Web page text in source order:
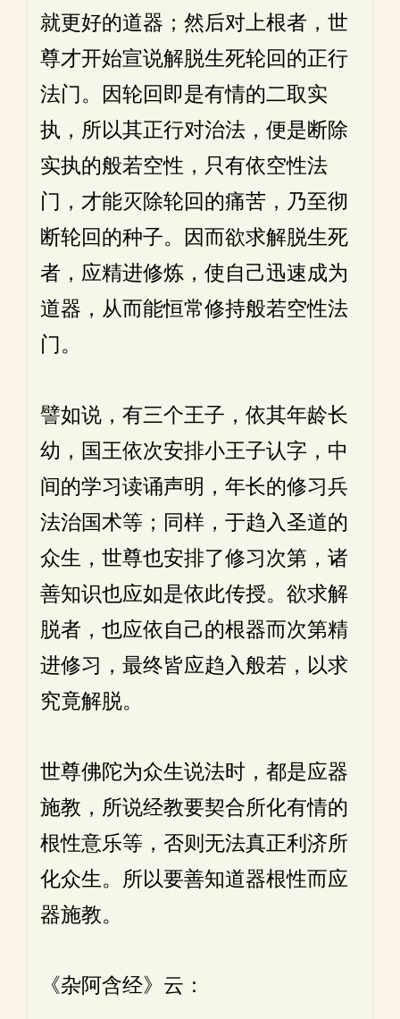
就更好的道器；然后对上根者，世
尊才开始宣说解脱生死轮回的正行
法门。因轮回即是有情的二取实
执，所以其正行对治法，便是断除
实执的般若空性，只有依空性法
门，才能灭除轮回的痛苦，乃至彻
断轮回的种子。因而欲求解脱生死
者，应精进修炼，使自己迅速成为
道器，从而能恒常修持般若空性法
门。
譬如说，有三个王子，依其年龄长
幼，国王依次安排小王子认字，中
间的学习读诵声明，年长的修习兵
法治国术等；同样，于趋入圣道的
众生，世尊也安排了修习次第，诸
善知识也应如是依此传授。欲求解
脱者，也应依自己的根器而次第精
进修习，最终皆应趋入般若，以求
究竟解脱。
世尊佛陀为众生说法时，都是应器
施教，所说经教要契合所化有情的
根性意乐等，否则无法真正利济所
化众生。所以要善知道器根性而应
器施教。
《杂阿含经》云：